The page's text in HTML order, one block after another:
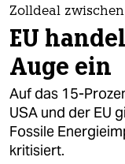
themen
politik
öko
gesellschaft
kultur
Zolldeal
EU
Auge ein
Auf das 15-
USA und der EU
Fossile
kritisiert.